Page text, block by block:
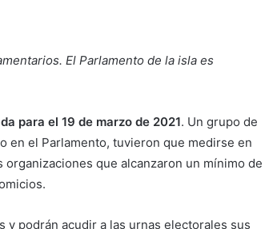
El Parlamento de la isla es
para el 19 de marzo de 2021. Un grupo de
en el Parlamento, tuvieron que medirse en
que alcanzaron un mínimo de
y podrán acudir a las urnas electorales sus